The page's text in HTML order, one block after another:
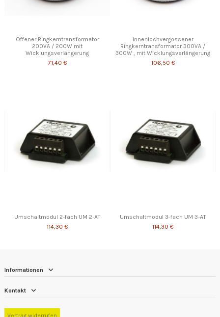
Offener Ringkerntransformator
200VA / 200W mit
Wicklungsverlängerung
71,40 €
Innenlochvergossener
Ringkerntransformator 300VA /
300W , mit Wicklungsverlängerung
106,50 €
Umschaltmodul 2-fach UM 2-AT
114,30 €
Umschaltmodul 3-fach UM 3-AT
114,30 €
Informationen
Kontakt
Vertrag widerrufen